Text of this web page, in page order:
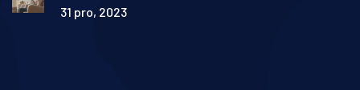
31 pro, 2023